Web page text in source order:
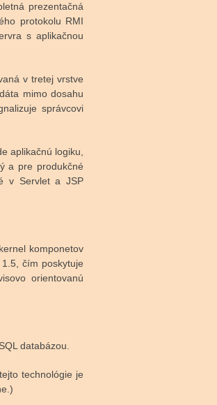
prezentačná
protokolu RMI
s aplikačnou
v tretej vrstve
mimo dosahu
správcovi
aplikačnú logiku,
a pre produkčné
v Servlet a JSP
komponetov
čím poskytuje
orientovanú
databázou.
technológie je